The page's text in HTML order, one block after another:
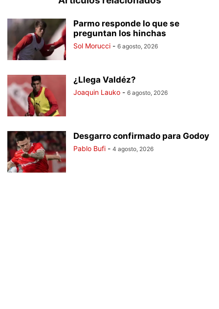
Parmo responde lo que se
preguntan los hinchas
Sol Morucci - 6 agosto, 2026
¿Llega Valdéz?
Joaquin Lauko - 6 agosto, 2026
Desgarro confirmado para Godoy
Pablo Bufi - 4 agosto, 2026